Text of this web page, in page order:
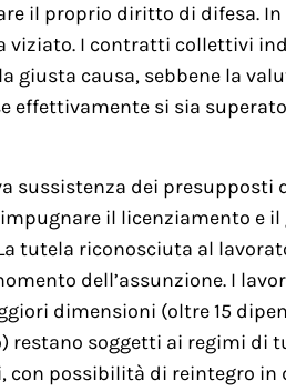
il proprio diritto di difesa.
viziato. I contratti collettivi
giusta causa, sebbene la
effettivamente si sia
sussistenza dei
il licenziamento e il
tutela riconosciuta al
dell’assunzione. I
dimensioni (oltre 15
restano soggetti ai regimi di
con possibilità di reintegro